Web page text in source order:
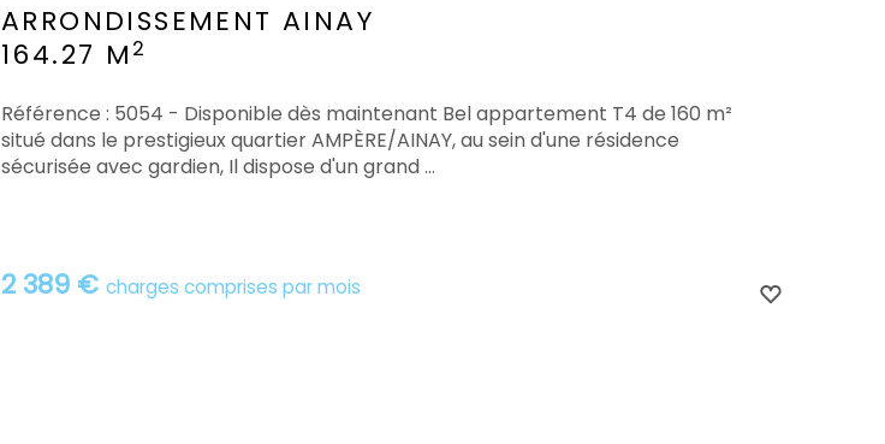
ARRONDISSEMENT AINAY
164.27 M 2
2 389 € charges comprises par mois
Référence : 5054 - Disponible dès maintenant Bel appartement T4 de 160 m²
situé dans le prestigieux quartier AMPÈRE/AINAY, au sein d'une résidence
sécurisée avec gardien, Il dispose d'un grand ...